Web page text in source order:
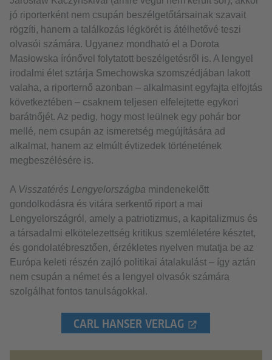
jó riporterként nem csupán beszélgetőtársainak szavait
rögzíti, hanem a találkozás légkörét is átélhetővé teszi
olvasói számára. Ugyanez mondható el a Dorota
Masłowska írónővel folytatott beszélgetésről is. A lengyel
irodalmi élet sztárja Smechowska szomszédjában lakott
valaha, a riporternő azonban – alkalmasint egyfajta elfojtás
következtében – csaknem teljesen elfelejtette egykori
barátnőjét. Az pedig, hogy most leülnek egy pohár bor
mellé, nem csupán az ismeretség megújítására ad
alkalmat, hanem az elmúlt évtizedek történetének
megbeszélésére is.
A Visszatérés Lengyelországba mindenekelőtt
gondolkodásra és vitára serkentő riport a mai
Lengyelországról, amely a patriotizmus, a kapitalizmus és
a társadalmi elkötelezettség kritikus szemléletére késztet,
és gondolatébresztően, érzékletes nyelven mutatja be az
Európa keleti részén zajló politikai átalakulást – így aztán
nem csupán a német és a lengyel olvasók számára
szolgálhat fontos tanulságokkal.
CARL HANSER VERLAG